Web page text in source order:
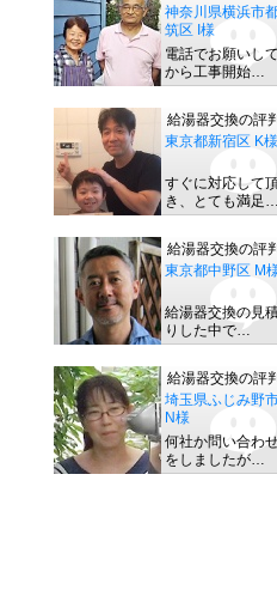
神奈川県横浜市
筑区 I様
電話でお願いして
から工事開始…
給湯器交換の評
東京都新宿区 K様
すぐに対応して
き、とても満足…
給湯器交換の評
東京都中野区 M
給湯器交換の見
りした中で…
給湯器交換の評
埼玉県ふじみ野
N様
何社か問い合わ
をしましたが…